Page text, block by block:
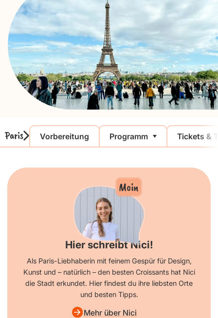
Paris Vorbereitung Programm Tickets &
Moin
Hier schreibt Nici!
Als Paris-Liebhaberin mit feinem Gespür für Design,
Kunst und – natürlich – den besten Croissants hat Nici
die Stadt erkundet. Hier findest du ihre liebsten Orte
und besten Tipps.
Mehr über Nici